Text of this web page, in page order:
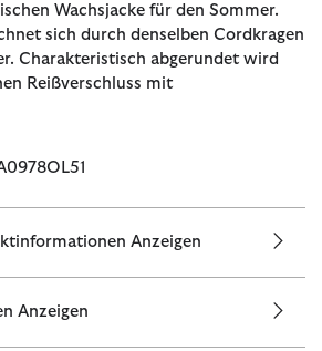
Wachsjacke für den Sommer.
sich durch denselben Cordkragen
Charakteristisch abgerundet wird
Reißverschluss mit
Anzeigen
Anzeigen